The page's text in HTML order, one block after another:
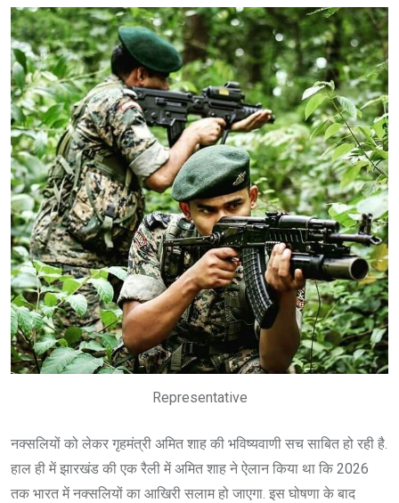
Email
Representative
नक्सलियों को लेकर गृहमंत्री अमित शाह की भविष्यवाणी सच साबित हो रही है.
हाल ही में झारखंड की एक रैली में अमित शाह ने ऐलान किया था कि 2026
तक भारत में नक्सलियों का आखिरी सलाम हो जाएगा. इस घोषणा के बाद